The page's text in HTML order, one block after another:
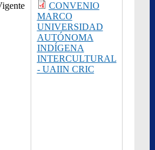
CONVENIO
MARCO
UNIVERSIDAD
AUTÓNOMA
INDÍGENA
INTERCULTURAL
- UAIIN CRIC